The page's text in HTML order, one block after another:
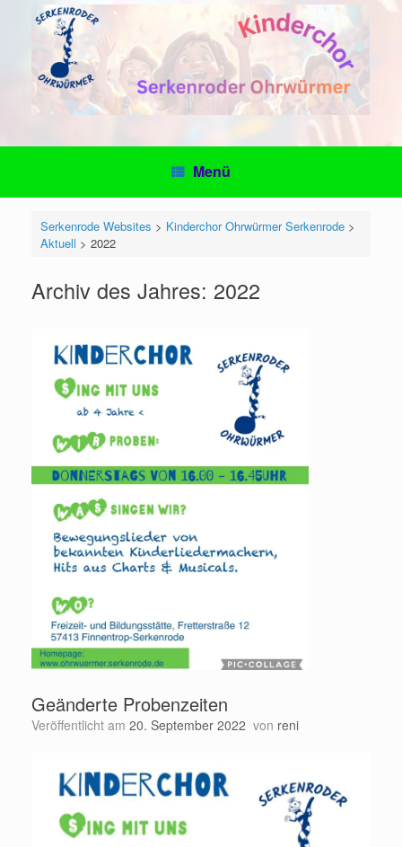
Menü
Serkenrode Websites > Kinderchor Ohrwürmer Serkenrode>
Aktuell > 2022
Archiv des Jahres: 2022
Geänderte Probenzeiten
Veröffentlicht am 20. September 2022 von reni